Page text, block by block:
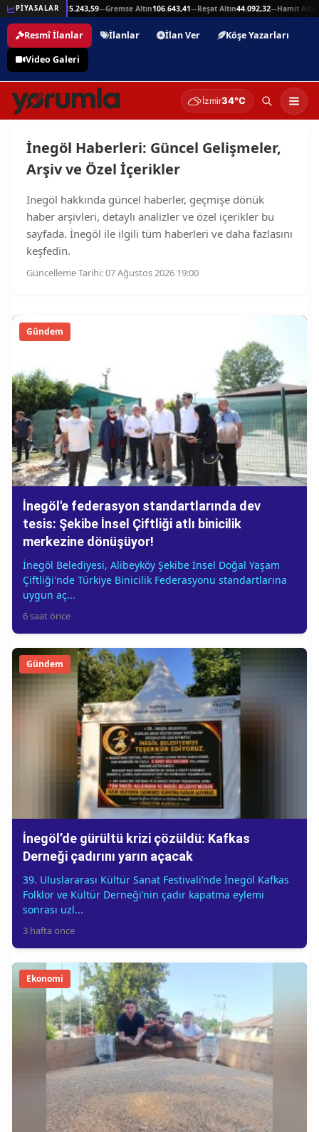
PİYASALAR
—Beşli Altın215.243,59—Gremse Altın106.643,41—Reşat Altın44.092,32—Hamit Altın
Resmî İlanlar İlanlar İlan Ver
Köşe Yazarları
Video Galeri
İzmir34°C
İnegöl Haberleri: Güncel Gelişmeler,
Arşiv ve Özel İçerikler
İnegöl hakkında güncel haberler, geçmişe dönük
haber arşivleri, detaylı analizler ve özel içerikler bu
sayfada. İnegöl ile ilgili tüm haberleri ve daha fazlasını
keşfedin.
Güncelleme Tarihi: 07 Ağustos 2026 19:00
Gündem
İnegöl'e federasyon standartlarında dev
tesis: Şekibe İnsel Çiftliği atlı binicilik
merkezine dönüşüyor!
İnegöl Belediyesi, Alibeyköy Şekibe İnsel Doğal Yaşam
Çiftliği'nde Türkiye Binicilik Federasyonu standartlarına
uygun aç...
6 saat önce
Gündem
İnegöl’de gürültü krizi çözüldü: Kafkas
Derneği çadırını yarın açacak
39. Uluslararası Kültür Sanat Festivali’nde İnegöl Kafkas
Folklor ve Kültür Derneği’nin çadır kapatma eylemi
sonrası uzl...
3 hafta önce
Ekonomi